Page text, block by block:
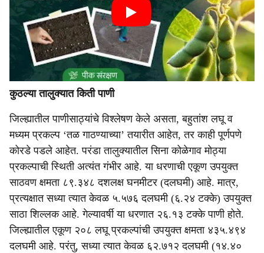
कुठल्या तालुक्यात किती पाणी
जिल्ह्यातील पाणीसाठ्यांचे विश्लेषण केले असता, बहुतांश लघू व
मध्यम प्रकल्प ‘तळ गाठण्याच्या’ तयारीत आहेत, तर काही पूर्णपणे
कोरडे पडले आहेत. परंडा तालुक्यातील सिना कोळेगाव मोठ्या
प्रकल्पाची स्थिती अत्यंत गंभीर आहे. या धरणाची एकूण उपयुक्त
साठवण क्षमता ८९.३४८ दशलक्ष घनमीटर (दलघमी) आहे. मात्र,
प्रत्यक्षात सध्या त्यात केवळ ५.५७६ दलघमी (६.२४ टक्के) उपयुक्त
साठा शिल्लक आहे. गेल्यावर्षी या धरणात २६.१३ टक्के पाणी होते.
जिल्ह्यातील एकूण २०८ लघू प्रकल्पांची उपयुक्त क्षमता ४३५.४९४
दलघमी आहे. परंतु, सध्या त्यात केवळ ६२.७१२ दलघमी (१४.४०